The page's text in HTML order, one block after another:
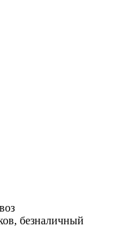
безналичный